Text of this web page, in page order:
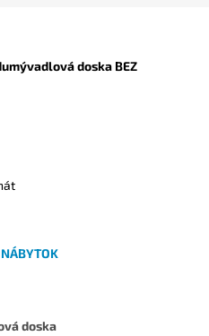
doska BEZ
doska